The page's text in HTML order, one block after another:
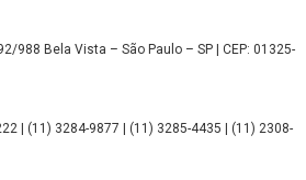
988 Bela Vista – São Paulo – SP | CEP: 01325-
| (11) 3284-9877 | (11) 3285-4435 | (11) 2308-